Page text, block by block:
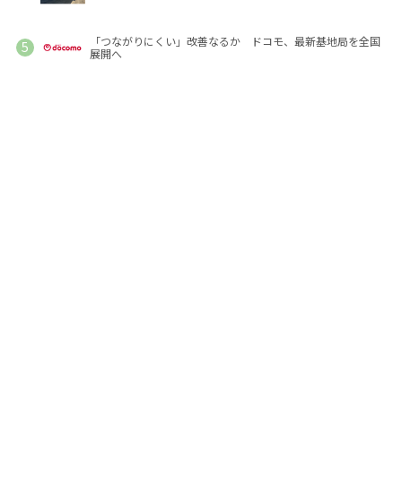
「つながりにくい」改善なるか ドコモ、最新基地局を全国
展開へ